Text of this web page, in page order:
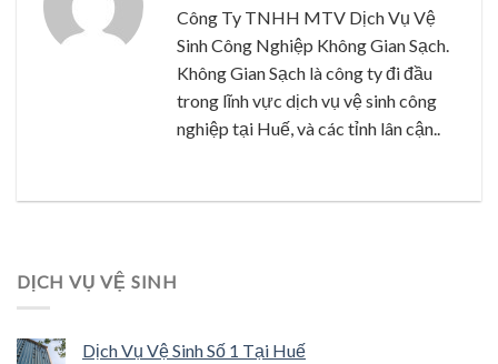
Công Ty TNHH MTV Dịch Vụ Vệ
Sinh Công Nghiệp Không Gian Sạch.
Không Gian Sạch là công ty đi đầu
trong lĩnh vực dịch vụ vệ sinh công
nghiệp tại Huế, và các tỉnh lân cận..
DỊCH VỤ VỆ SINH
Dịch Vụ Vệ Sinh Số 1 Tại Huế